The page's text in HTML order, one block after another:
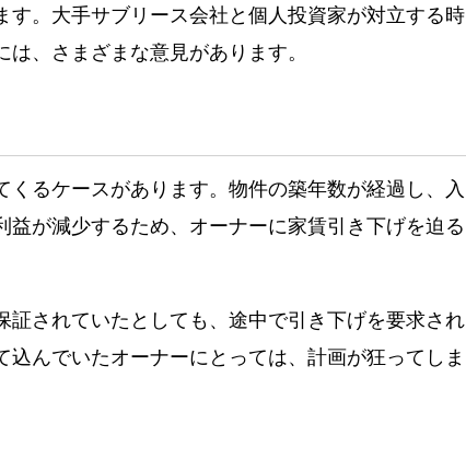
。大手サブリース会社と個人投資家が対立する時
、さまざまな意見があります。
るケースがあります。物件の築年数が経過し、入
が減少するため、オーナーに家賃引き下げを迫る
されていたとしても、途中で引き下げを要求され
んでいたオーナーにとっては、計画が狂ってしま